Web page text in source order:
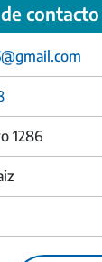
contacto
1286